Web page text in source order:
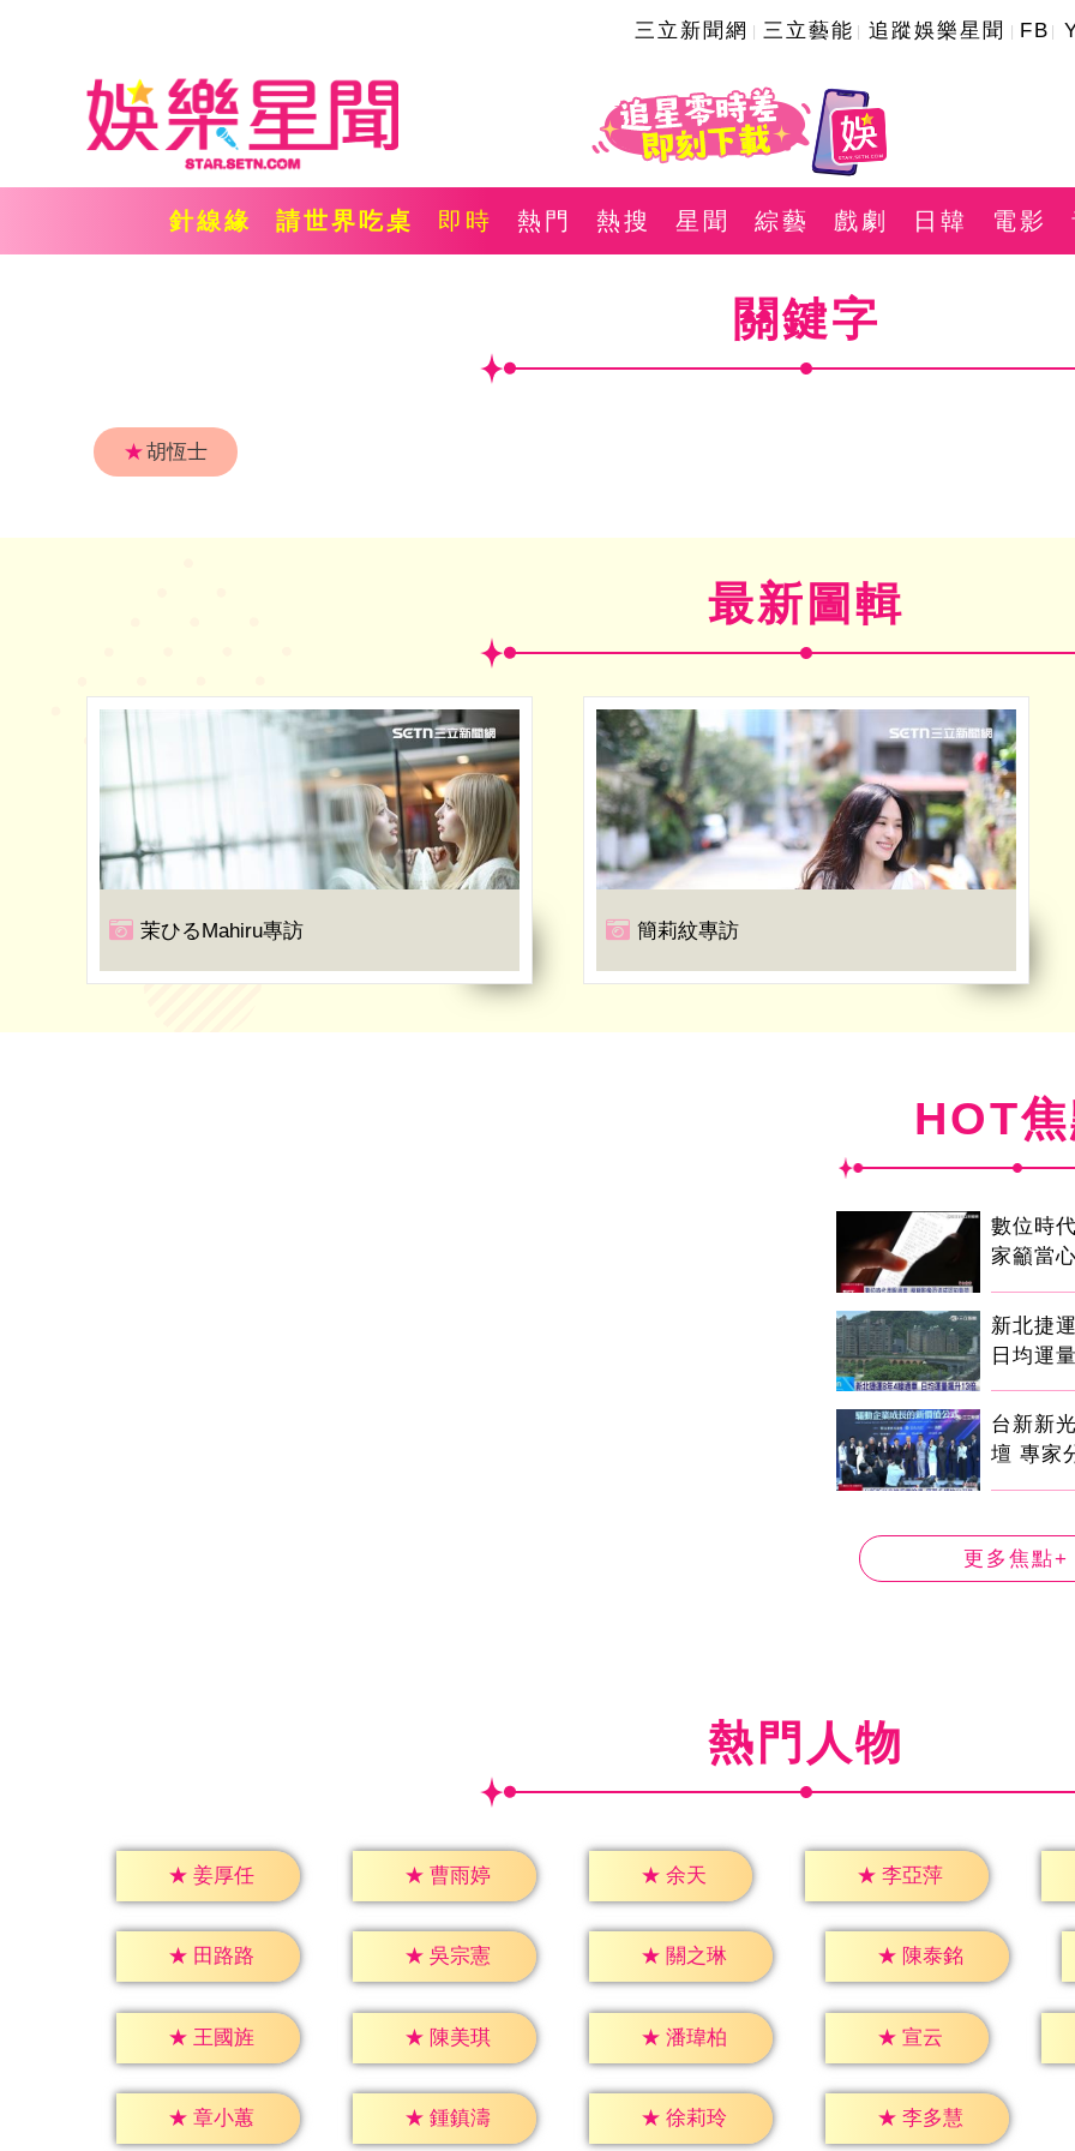
三立新聞網 三立藝能 追蹤娛樂星聞 FB
針線緣 請世界吃桌 即時 熱門 熱搜 星聞 綜藝 戲劇 日韓 電影
關鍵字
★胡恆士
最新圖輯
茉ひるMahiru專訪 簡莉紋專訪
HOT
數位時
家籲當
新北捷
日均運
台新新
壇 專家
更多焦點+
熱門人物
★ 姜厚任 ★ 曹雨婷 ★ 余天 ★ 李亞萍
★ 田路路 ★ 吳宗憲 ★ 關之琳 ★ 陳泰銘
★ 王國旌 ★ 陳美琪 ★ 潘瑋柏 ★ 宣云
★ 章小蕙 ★ 鍾鎮濤 ★ 徐莉玲 ★ 李多慧